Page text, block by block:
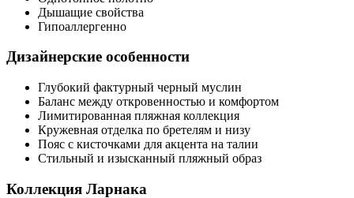
Дышащие свойства
Гипоаллергенно
Дизайнерские особенности
Глубокий фактурный черный муслин
Баланс между откровенностью и комфортом
Лимитированная пляжная коллекция
Кружевная отделка по бретелям и низу
Пояс с кисточками для акцента на талии
Стильный и изысканный пляжный образ
Коллекция Ларнака